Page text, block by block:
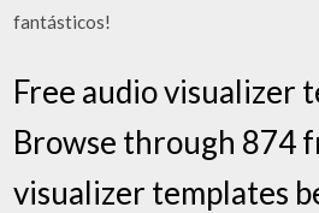
fantásticos!
Free audio visualizer
Browse through 874
visualizer templates